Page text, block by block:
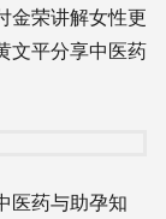
金荣讲解女性更
文平分享中医药
药与助孕知